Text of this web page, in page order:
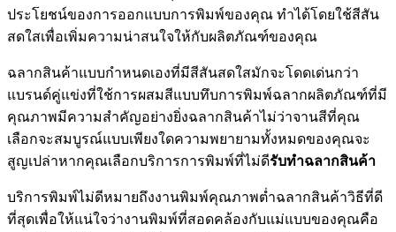
ประโยชน์ของการออกแบบการพิมพ์ของคุณ ทำได้โดยใช้สีสัน
สดใสเพื่อเพิ่มความน่าสนใจให้กับผลิตภัณฑ์ของคุณ
ฉลากสินค้าแบบกำหนดเองที่มีสีสันสดใสมักจะโดดเด่นกว่า
แบรนด์คู่แข่งที่ใช้การผสมสีแบบทึบการพิมพ์ฉลากผลิตภัณฑ์ที่มี
คุณภาพมีความสำคัญอย่างยิ่งฉลากสินค้าไม่ว่าจานสีที่คุณ
เลือกจะสมบูรณ์แบบเพียงใดความพยายามทั้งหมดของคุณจะ
สูญเปล่าหากคุณเลือกบริการการพิมพ์ที่ไม่ดีรับทำฉลากสินค้า
บริการพิมพ์ไม่ดีหมายถึงงานพิมพ์คุณภาพต่ำฉลากสินค้าวิธีที่ดี
ที่สุดเพื่อให้แน่ใจว่างานพิมพ์ที่สอดคล้องกับแม่แบบของคุณคือ